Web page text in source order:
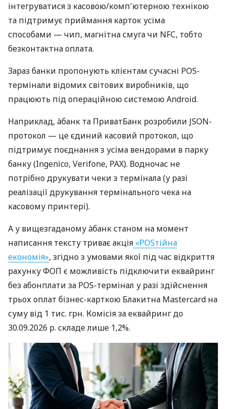
інтегруватися з касовою/комп'ютерною технікою
та підтримує приймання карток усіма
способами — чип, магнітна смуга чи NFC, тобто
безконтактна оплата.
Зараз банки пропонують клієнтам сучасні POS-
термінали відомих світових виробників, що
працюють під операційною системою Android.
Наприклад, àбанк та ПриватБанк розробили JSON-
протокол — це єдиний касовий протокол, що
підтримує поєднання з усіма вендорами в парку
банку (Ingenico, Verifone, PAX). Водночас не
потрібно друкувати чеки з термінала (у разі
реалізації друкування термінального чека на
касовому принтері).
А у вищезгаданому àбанк станом на момент
написання тексту триває акція «POSтійна
економія», згідно з умовами якої під час відкриття
рахунку ФОП є можливість підключити еквайринг
без абонплати за POS-термінал у разі здійснення
трьох оплат бізнес-карткою Блакитна Mastercard на
суму від 1 тис. грн. Комісія за еквайринг до
30.09.2026 р. складе лише 1,2%.